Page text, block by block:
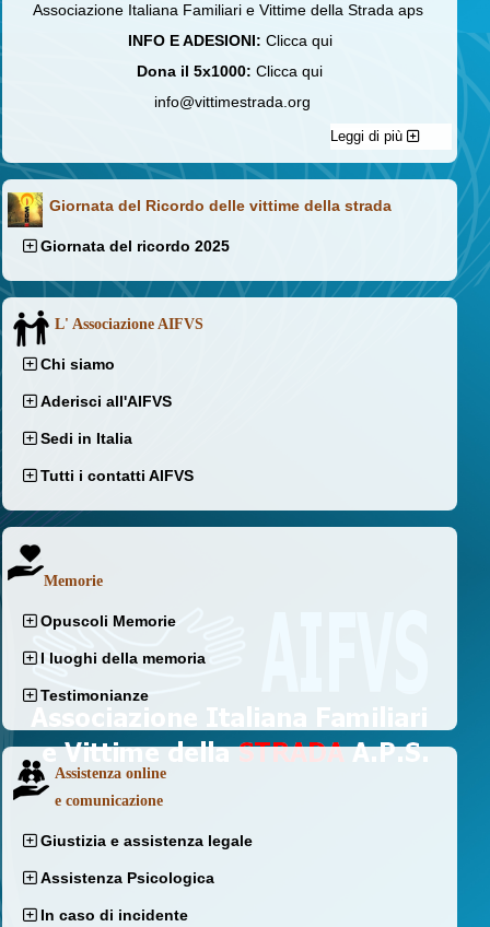
Associazione Italiana Familiari e Vittime della Strada aps
INFO E ADESIONI: Clicca qui
Dona il 5x1000: Clicca qui
info@vittimestrada.org
Leggi di più
Giornata del Ricordo delle vittime della strada
Giornata del ricordo 2025
L' Associazione AIFVS
Chi siamo
Aderisci all'AIFVS
Sedi in Italia
Tutti i contatti AIFVS
Memorie
Opuscoli Memorie
I luoghi della memoria
Testimonianze
Assistenza online
e comunicazione
Giustizia e assistenza legale
Assistenza Psicologica
In caso di incidente